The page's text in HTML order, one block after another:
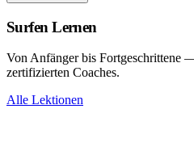
Surfen Lernen
Von Anfänger bis Fortgeschrittene
zertifizierten Coaches.
Alle Lektionen